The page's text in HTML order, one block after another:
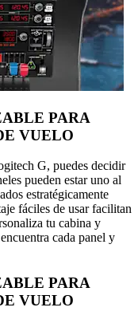
PARA
VUELO
G, puedes decidir
pueden estar uno al
estratégicamente
fáciles de usar facilitan
tu cabina y
cada panel y
PARA
VUELO